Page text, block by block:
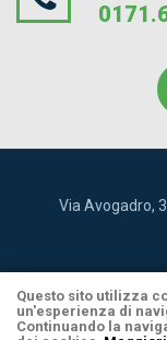
Via Avogadro,
Questo sito utilizza
un'esperienza di
Continuando la